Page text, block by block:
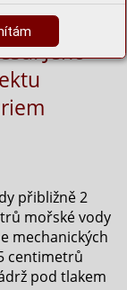
život
Jeho
přibližně 2
mořské vody
mechanických
centimetrů
pod tlakem